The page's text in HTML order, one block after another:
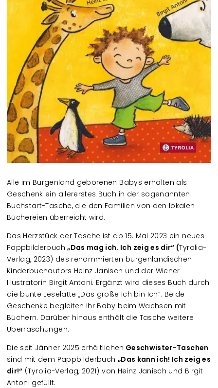
Alle im Burgenland geborenen Babys erhalten als
Geschenk ein allererstes Buch in der sogenannten
Buchstart-Tasche, die den Familien von den lokalen
Büchereien überreicht wird.
Das Herzstück der Tasche ist ab 15. Mai 2023 ein neues
Pappbilderbuch„Das mag ich. Ich zeig es dir“ (Tyrolia-
Verlag, 2023) des renommierten burgenländischen
Kinderbuchautors Heinz Janisch und der Wiener
Illustratorin Birgit Antoni. Ergänzt wird dieses Buch durch
die bunte Leselatte „Das große Ich bin Ich“. Beide
Geschenke begleiten Ihr Baby beim Wachsen mit
Büchern. Darüber hinaus enthält die Tasche weitere
Überraschungen.
Die seit Jänner 2025 erhältlichen Geschwister-Taschen
sind mit dem Pappbilderbuch „Das kann ich! Ich zeig es
dir!“ (Tyrolia-Verlag, 2021) von Heinz Janisch und Birgit
Antoni gefüllt.